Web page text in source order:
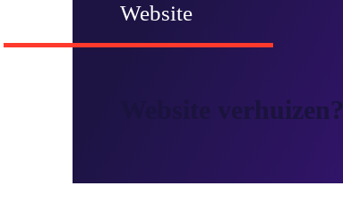
Website
Website verhuizen?